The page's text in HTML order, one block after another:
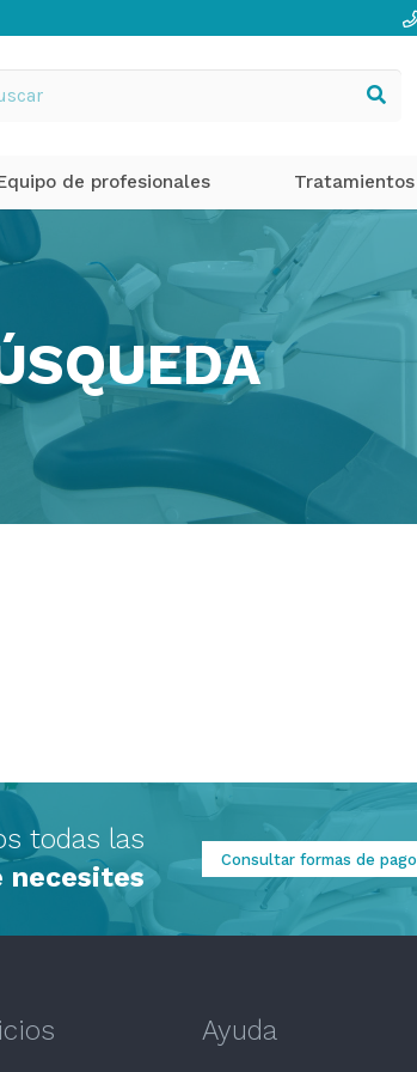
de profesionales Tratamientos
todas las
necesites
Consultar formas de pago
Ayuda